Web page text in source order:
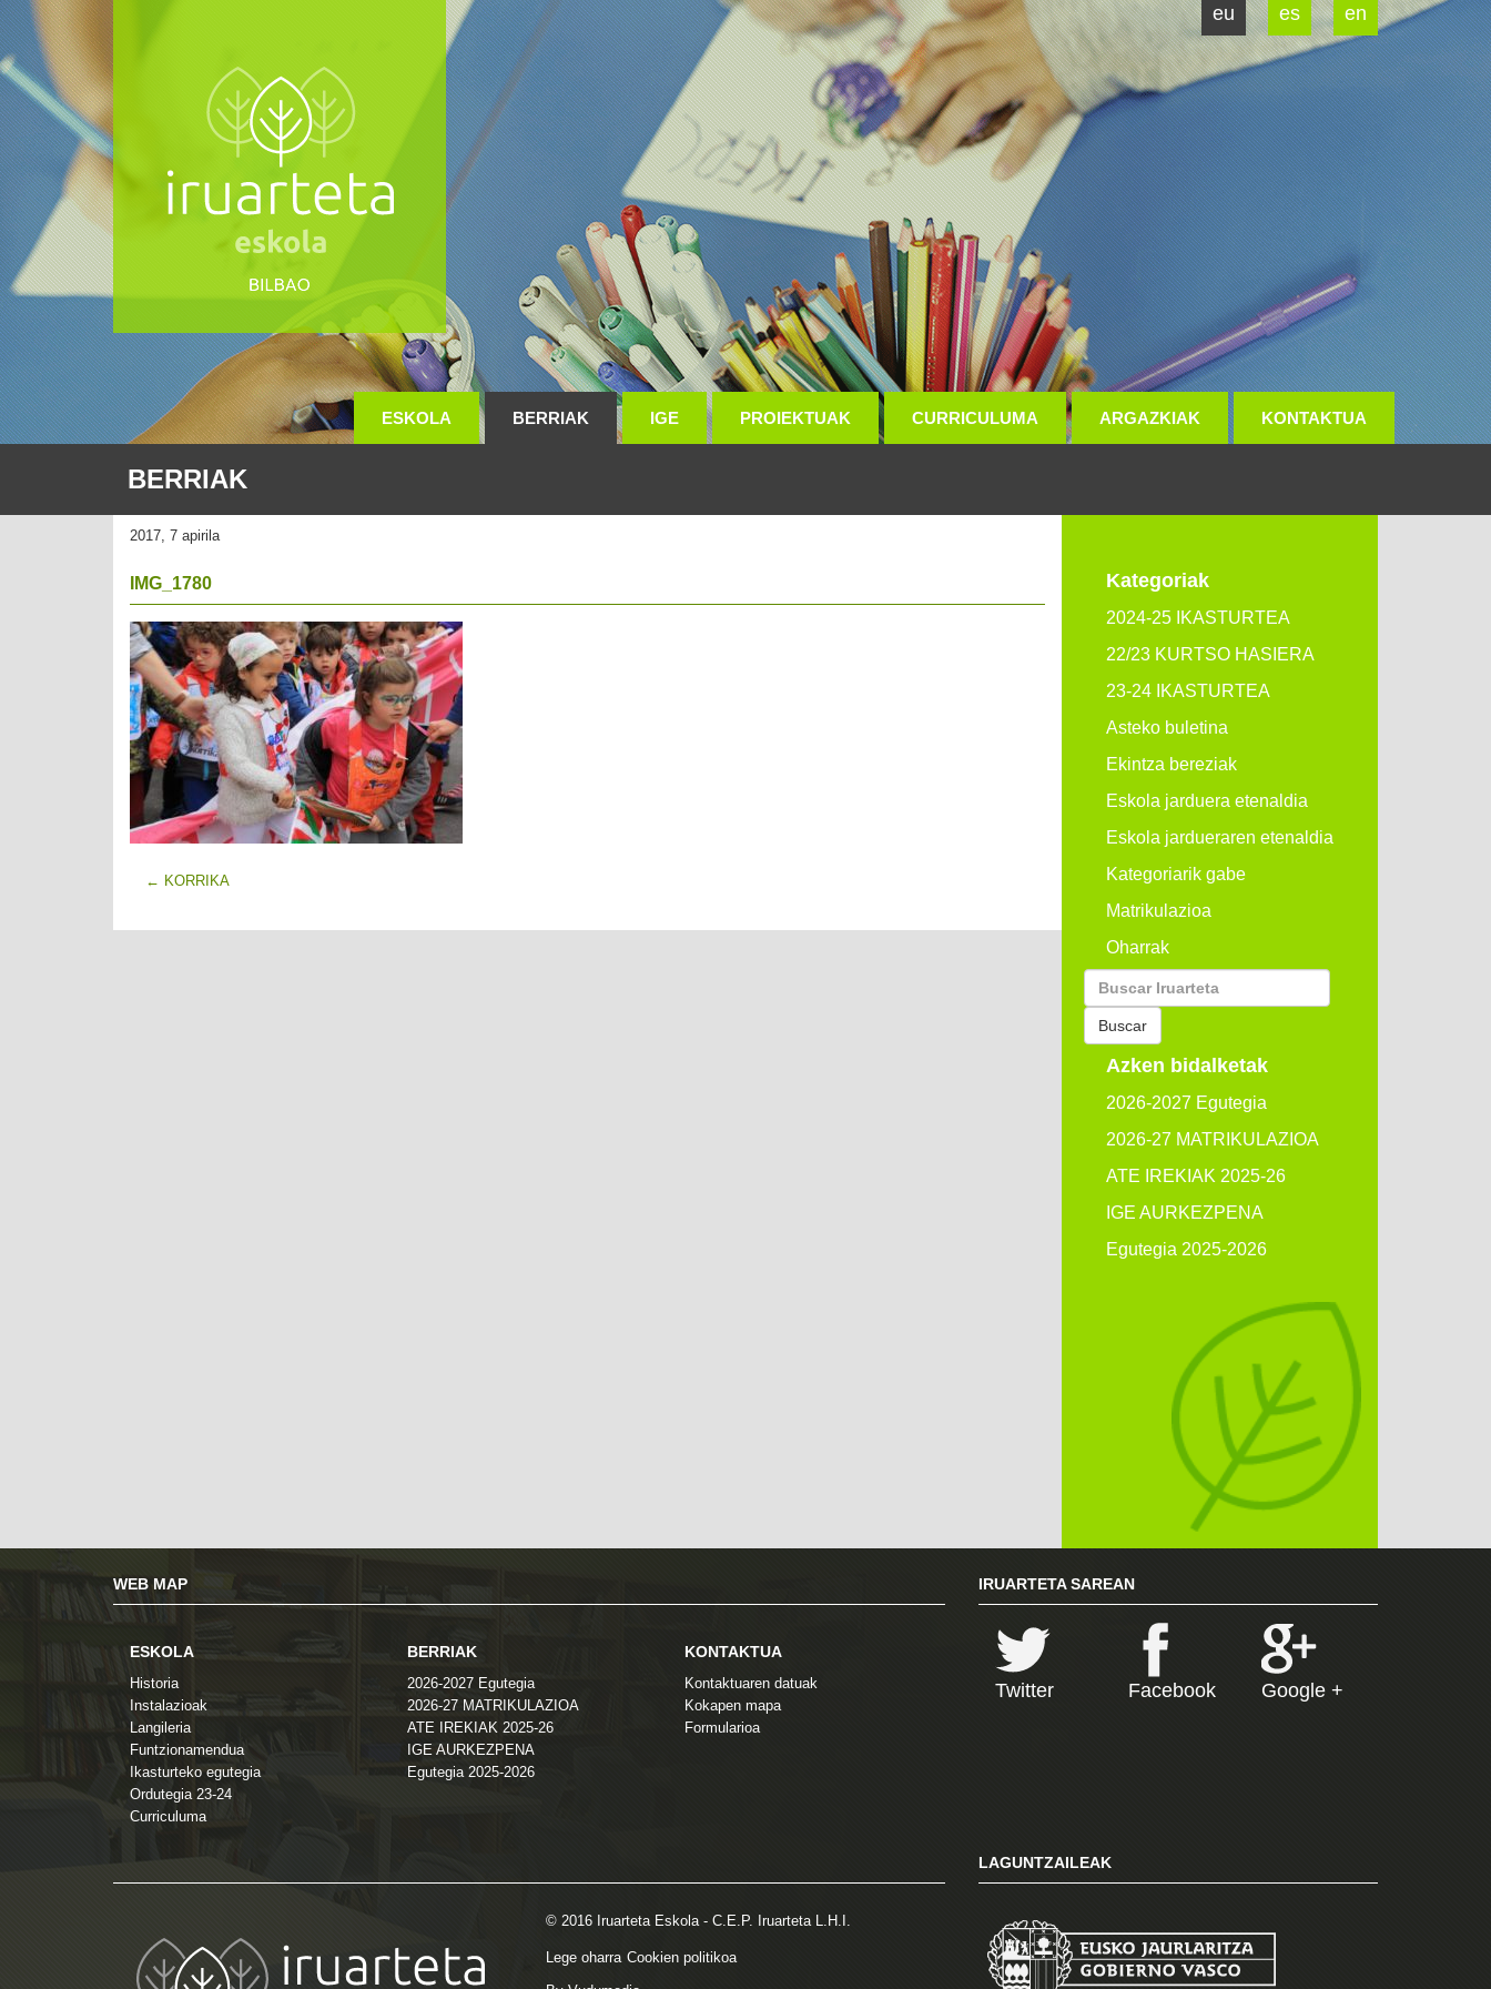
eu es en
ESKOLA BERRIAK IGE PROIEKTUAK CURRICULUMA ARGAZKIAK KONTAKTUA
BERRIAK
2017, 7 apirila
IMG_1780
← KORRIKA
Kategoriak
2024-25 IKASTURTEA
22/23 KURTSO HASIERA
23-24 IKASTURTEA
Asteko buletina
Ekintza bereziak
Eskola jarduera etenaldia
Eskola jardueraren etenaldia
Kategoriarik gabe
Matrikulazioa
Oharrak
Buscar
por:
Buscar
Azken bidalketak
2026-2027 Egutegia
2026-27 MATRIKULAZIOA
ATE IREKIAK 2025-26
IGE AURKEZPENA
Egutegia 2025-2026
WEB MAP
ESKOLA
Historia
Instalazioak
Langileria
Funtzionamendua
Ikasturteko egutegia
Ordutegia 23-24
Curriculuma
BERRIAK
2026-2027 Egutegia
2026-27 MATRIKULAZIOA
ATE IREKIAK 2025-26
IGE AURKEZPENA
Egutegia 2025-2026
KONTAKTUA
Kontaktuaren datuak
Kokapen mapa
Formularioa
IRUARTETA SAREAN
Twitter Facebook Google +
© 2016 Iruarteta Eskola - C.E.P. Iruarteta L.H.I.
Lege oharra Cookien politikoa
LAGUNTZAILEAK